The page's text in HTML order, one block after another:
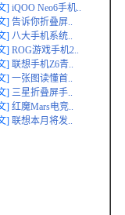
] iQOO Neo6手机..
] 告诉你折叠屏..
] 八大手机系统..
] ROG游戏手机2..
] 联想手机Z6青..
] 一张图读懂首..
] 三星折叠屏手..
] 红魔Mars电竞..
] 联想本月将发..